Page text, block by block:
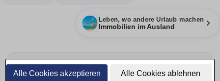
Alle Cookies akzeptieren Alle Cookies ablehnen
Leben, wo andere Urlaub machen
Immobilien im Ausland
Energie sparen & Anbieter vergleichen